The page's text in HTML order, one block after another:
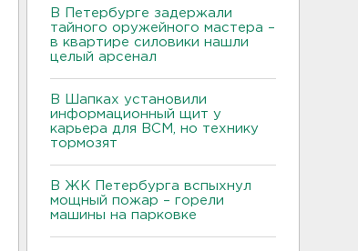
В Петербурге задержали
тайного оружейного мастера –
в квартире силовики нашли
целый арсенал
В Шапках установили
информационный щит у
карьера для ВСМ, но технику
тормозят
В ЖК Петербурга вспыхнул
мощный пожар – горели
машины на парковке